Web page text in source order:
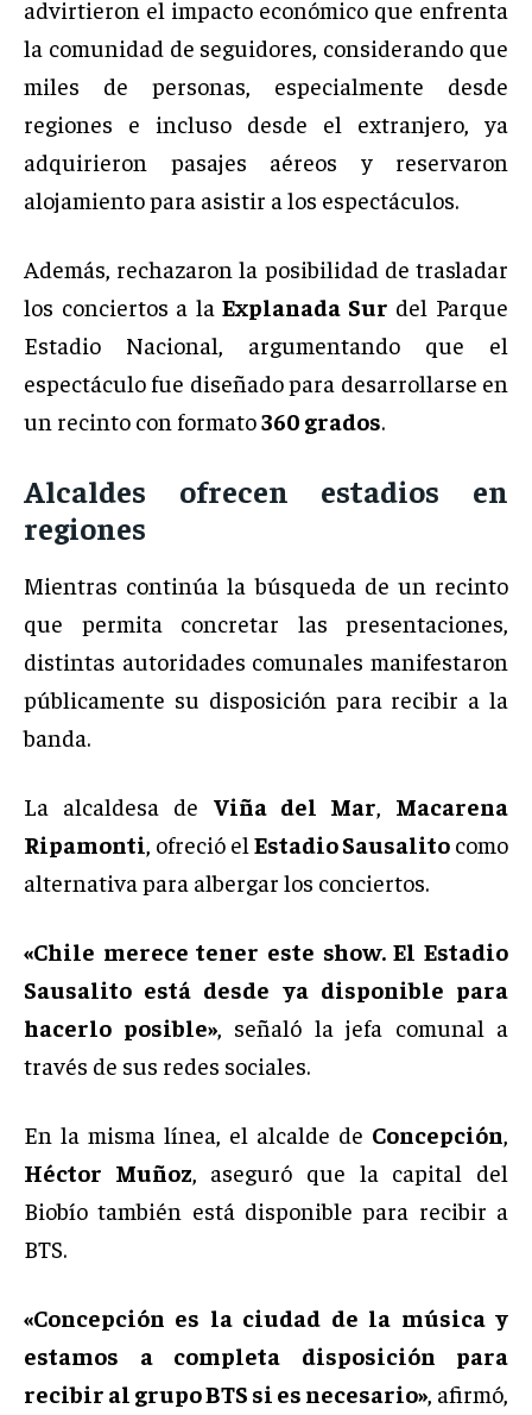
advirtieron el impacto económico que enfrenta
la comunidad de seguidores, considerando que
miles de personas, especialmente desde
regiones e incluso desde el extranjero, ya
adquirieron pasajes aéreos y reservaron
alojamiento para asistir a los espectáculos.
Además, rechazaron la posibilidad de trasladar
los conciertos a laExplanada Sur del Parque
Estadio Nacional, argumentando que el
espectáculo fue diseñado para desarrollarse en
un recinto con formato360 grados.
Alcaldes ofrecen estadios en
regiones
Mientras continúa la búsqueda de un recinto
que permita concretar las presentaciones,
distintas autoridades comunales manifestaron
públicamente su disposición para recibir a la
banda.
La alcaldesa de Viña del Mar, Macarena
Ripamonti, ofreció el Estadio Sausalito como
alternativa para albergar los conciertos.
«Chile merece tener este show. El Estadio
Sausalito está desde ya disponible para
hacerlo posible», señaló la jefa comunal a
través de sus redes sociales.
En la misma línea, el alcalde de Concepción,
Héctor Muñoz, aseguró que la capital del
Biobío también está disponible para recibir a
BTS.
«Concepción es la ciudad de la música y
estamos a completa disposición para
recibir al grupo BTS si es necesario», afirmó,